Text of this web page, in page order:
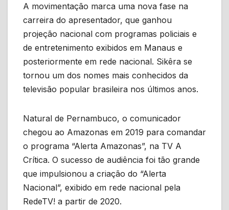
A movimentação marca uma nova fase na
carreira do apresentador, que ganhou
projeção nacional com programas policiais e
de entretenimento exibidos em Manaus e
posteriormente em rede nacional. Sikêra se
tornou um dos nomes mais conhecidos da
televisão popular brasileira nos últimos anos.
Natural de Pernambuco, o comunicador
chegou ao Amazonas em 2019 para comandar
o programa “Alerta Amazonas”, na TV A
Crítica. O sucesso de audiência foi tão grande
que impulsionou a criação do “Alerta
Nacional”, exibido em rede nacional pela
RedeTV! a partir de 2020.